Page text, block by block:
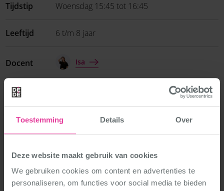
Toestemming Details Over
Deze website maakt gebruik van cookies
We gebruiken cookies om content en advertenties te
personaliseren, om functies voor social media te bieden
Tijdstip Woensdag 15:45 tot 16:45
Leeftijd 6 t/m 8 jaar
Docent Isa
Zaal